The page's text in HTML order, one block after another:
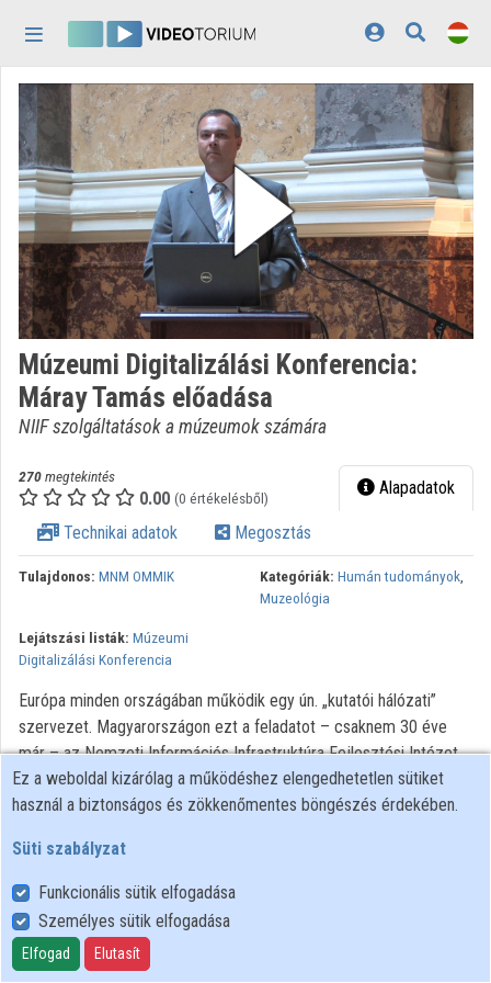
Kezdőlap
Bejelentkezés
Felfedezés
Kategóriák
Lejátszási listák
Intézmények
Közreműködők
Megjelenés:világos
Múzeumi Digitalizálási Konferencia:
Máray Tamás előadása
NIIF szolgáltatások a múzeumok számára
270megtekintés
0.00 (0 értékelésből) Alapadatok
Technikai adatok Megosztás
Tulajdonos: MNM OMMIK Kategóriák: Humán tudományok,
Muzeológia
Lejátszási listák: Múzeumi
Digitalizálási Konferencia
Európa minden országában működik egy ún. „kutatói hálózati”
szervezet. Magyarországon ezt a feladatot – csaknem 30 éve
már – az Nemzeti Információs Infrastruktúra Fejlesztési Intézet
látja el, amely amellett, hogy a teljes köz- és felsőoktatási
intézményrendszert, valamint a kutatóintézeteket kiszolgálja, a
háttérszolgáltatást, azaz a hálózati kapcsolatot és az erre épülő
számtalan alkalmazást. Az előadás bemutatja, hogy jelenleg
melyek azok a fejlett informatikai szolgáltatások, amelyek többek
között a múzeumok számára is díjmentesen rendelkezésre állnak.
Ez a weboldal kizárólag a működéshez elengedhetetlen sütiket
használ a biztonságos és zökkenőmentes böngészés érdekében.
Süti szabályzat
Funkcionális sütik elfogadása
Személyes sütik elfogadása
Elfogad Elutasít